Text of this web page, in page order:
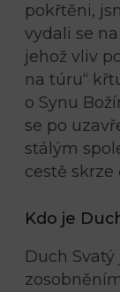
pokřtěni,
vydali se
jehož vliv
na túru“
o Synu
se po
stálým
cestě skrze
Kdo je
Duch